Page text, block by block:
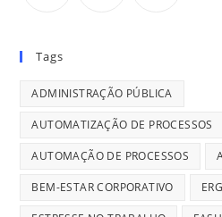
Tags
ADMINISTRAÇÃO PÚBLICA
AUTOMATIZAÇÃO DE PROCESSOS
AUTOMAÇÃO DE PROCESSOS
BEM-ESTAR CORPORATIVO